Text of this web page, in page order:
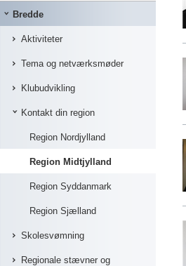
Bredde
Aktiviteter
Tema og netværksmøder
Klubudvikling
Kontakt din region
Region Nordjylland
Region Midtjylland
Region Syddanmark
Region Sjælland
Skolesvømning
Regionale stævner og